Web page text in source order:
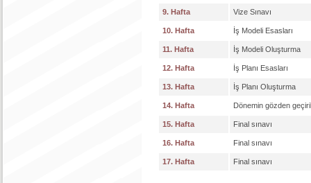
9. Hafta Vize Sınavı
10. Hafta İş Modeli Esasları
11. Hafta İş Modeli Oluşturma
12. Hafta İş Planı Esasları
13. Hafta İş Planı Oluşturma
14. Hafta Dönemin gözden
15. Hafta Final sınavı
16. Hafta Final sınavı
17. Hafta Final sınavı